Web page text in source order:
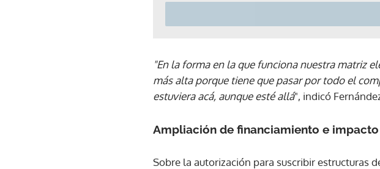
"En la forma en la que funciona nuestra matriz
más alta porque tiene que pasar por todo el
estuviera acá, aunque esté allá", indicó
Ampliación de financiamiento e
Sobre la autorización para suscribir estructuras